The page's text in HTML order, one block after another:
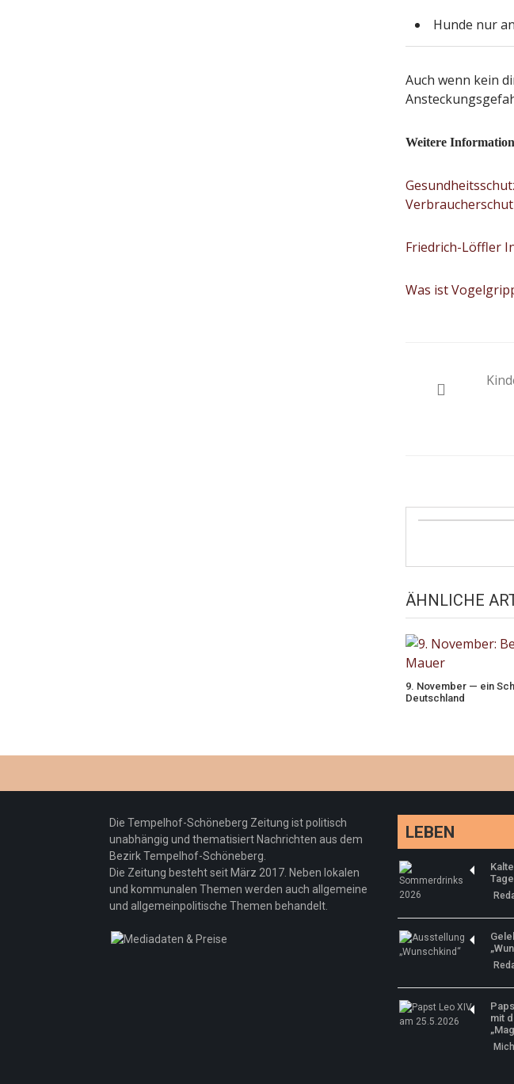
Hunde nur
Auch wenn kein
Weitere
Friedrich-Löffler
Was ist
ÄHNLICHE
9. November — ein
Deutschland
Die Tempelhof-Schöneberg Zeitung ist politisch
unabhängig und thematisiert Nachrichten aus dem
Bezirk Tempelhof-Schöneberg.
Die Zeitung besteht seit März 2017. Neben lokalen
und kommunalen Themen werden auch allgemeine
und allgemeinpolitische Themen behandelt.
LEBEN
Tage
mit